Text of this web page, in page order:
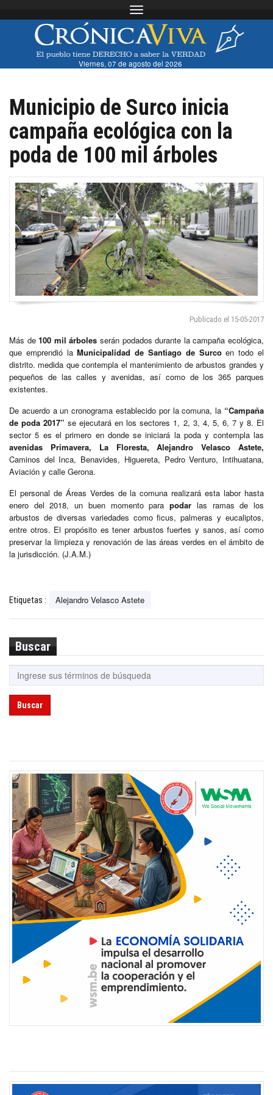
Toggle navigation
Viernes, 07 de agosto del 2026
Municipio de Surco inicia
campaña ecológica con la
poda de 100 mil árboles
Publicado el 15-05-2017
Más de100 mil árboles serán podados durante la campaña ecológica,
que emprendió laMunicipalidad de Santiago de Surcoen todo el
distrito. medida que contempla el mantenimiento de arbustos grandes y
pequeños de las calles y avenidas, así como de los 365 parques
existentes.
De acuerdo a un cronograma establecido por la comuna, la “Campaña
de poda 2017” se ejecutará en los sectores 1, 2, 3, 4, 5, 6, 7 y 8. El
sector 5 es el primero en donde se iniciará la poda y contempla las
avenidas Primavera, La Floresta,
Alejandro Velasco Astete,
Caminos del Inca, Benavides, Higuereta, Pedro Venturo, Intihuatana,
Aviación y calle Gerona.
El personal de Áreas Verdes de la comuna realizará esta labor hasta
enero del 2018, un buen momento parapodar las ramas de los
arbustos de diversas variedades como ficus, palmeras y eucaliptos,
entre otros. El propósito es tener arbustos fuertes y sanos, así como
preservar la limpieza y renovación de las áreas verdes en el ámbito de
la jurisdicción. (J.A.M.)
Etiquetas : Alejandro Velasco Astete
Buscar
Buscar